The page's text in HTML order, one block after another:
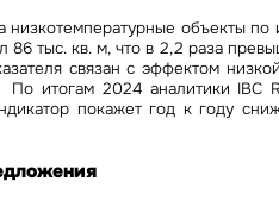
низкотемпературные объекты
86 тыс. кв. м, что в 2,2 раза
связан с эффектом
итогам 2024 аналитики IBC
покажет год к году
на
Вопрос
обязательное поле
ваш телефон, мы пришлем
заявку